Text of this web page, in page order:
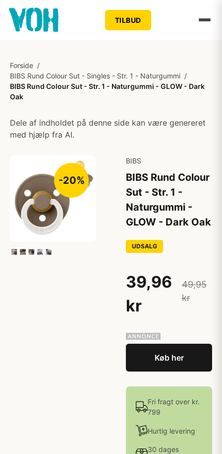
TILBUD
Forside /
BIBS Rund Colour Sut - Singles - Str. 1 - Naturgummi /
BIBS Rund Colour Sut - Str. 1 - Naturgummi - GLOW - Dark
Oak
Dele af indholdet på denne side kan være genereret
med hjælp fra AI.
-20%
BIBS
BIBS Rund Colour
Sut - Str. 1 -
Naturgummi -
GLOW - Dark Oak
UDSALG
39,96
kr
49,95
kr
Køb her
Fri fragt over kr.
799
Hurtig levering
30 dages